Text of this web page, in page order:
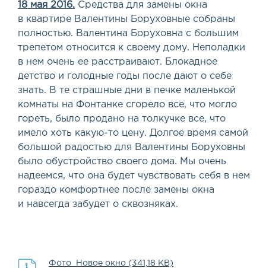
18 мая 2016. Средства для замены окна
в квартире Валентины Боруховные собраны
полностью. Валентина Боруховна с большим
трепетом относится к своему дому. Неполадки
в нем очень ее расстраивают. Блокадное
детство и голодные годы после дают о себе
знать. В те страшные дни в печке маленькой
комнаты на Фонтанке сгорело все, что могло
гореть, было продано на толкучке все, что
имело хоть какую-то цену. Долгое время самой
большой радостью для Валентины Боруховны
было обустройство своего дома. Мы очень
надеемся, что она будет чувствовать себя в нем
гораздо комфортнее после замены окна
и навсегда забудет о сквозняках.
Фото_Новое окно (341,18 KB)